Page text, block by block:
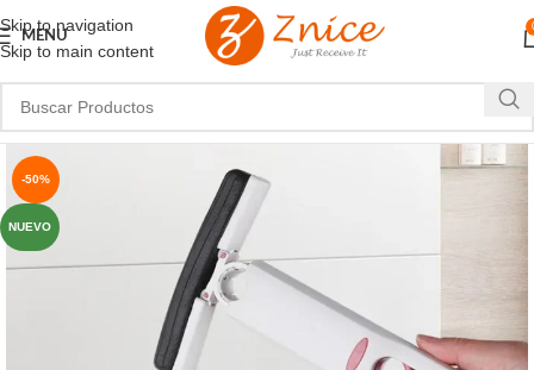
Skip to navigation
Skip to main content
MENU
-50%
NUEVO